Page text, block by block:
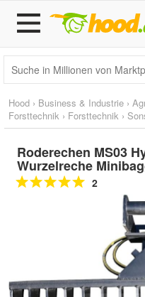
Hood › Business & Industrie ›
Forsttechnik › Forsttechnik ›
Roderechen MS03
Wurzelreche
2